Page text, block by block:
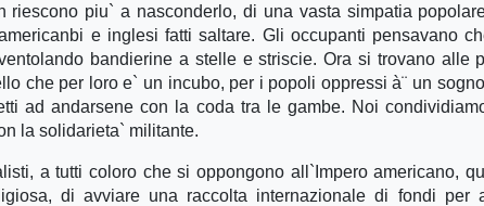
riescono piu` a nasconderlo, di una vasta simpatia
e inglesi fatti saltare. Gli occupanti pensavano
bandierine a stelle e striscie. Ora si trovano alle
che per loro e` un incubo, per i popoli oppressi à¨ un
ad andarsene con la coda tra le gambe. Noi
la solidarieta` militante.
a tutti coloro che si oppongono all`Impero americano,
di avviare una raccolta internazionale di fondi per